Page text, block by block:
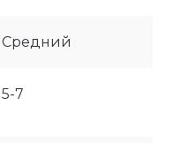
Средний
5-7